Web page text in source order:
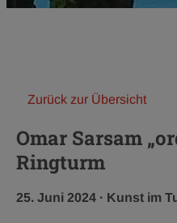
Zurück zur Übersicht
Omar Sarsam
Ringturm
Veröffentlichungsdatum:
25. Juni 2024 · Kategorie:
Kunst im